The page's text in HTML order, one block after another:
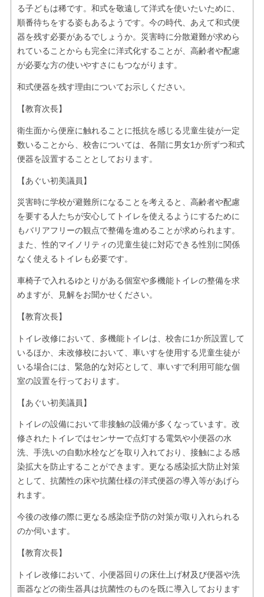
る子どもは稀です。和式を敬遠して洋式を使いたいために、
順番待ちをする姿もあるようです。今の時代、あえて和式便
器を残す必要があるでしょうか。災害時に分散避難が求めら
れていることからも完全に洋式化することが、高齢者や配慮
が必要な方の使いやすさにもつながります。
和式便器を残す理由についてお示しください。
【教育次長】
衛生面から便座に触れることに抵抗を感じる児童生徒が一定
数いることから、校舎については、各階に男女1か所ずつ和式
便器を設置することとしております。
【あぐい初美議員】
災害時に学校が避難所になることを考えると、高齢者や配慮
を要する人たちが安心してトイレを使えるようにするために
もバリアフリーの観点で整備を進めることが求められます。
また、性的マイノリティの児童生徒に対応できる性別に関係
なく使えるトイレも必要です。
車椅子で入れるゆとりがある個室や多機能トイレの整備を求
めますが、見解をお聞かせください。
【教育次長】
トイレ改修において、多機能トイレは、校舎に1か所設置して
いるほか、未改修校において、車いすを使用する児童生徒が
いる場合には、緊急的な対応として、車いすで利用可能な個
室の設置を行っております。
【あぐい初美議員】
トイレの設備において非接触の設備が多くなっています。改
修されたトイレではセンサーで点灯する電気や小便器の水
洗、手洗いの自動水栓などを取り入れており、接触による感
染拡大を防止することができます。更なる感染拡大防止対策
として、抗菌性の床や抗菌仕様の洋式便器の導入等があげら
れます。
今後の改修の際に更なる感染症予防の対策が取り入れられる
のか伺います。
【教育次長】
トイレ改修において、小便器回りの床仕上げ材及び便器や洗
面器などの衛生器具は抗菌性のものを既に導入しております